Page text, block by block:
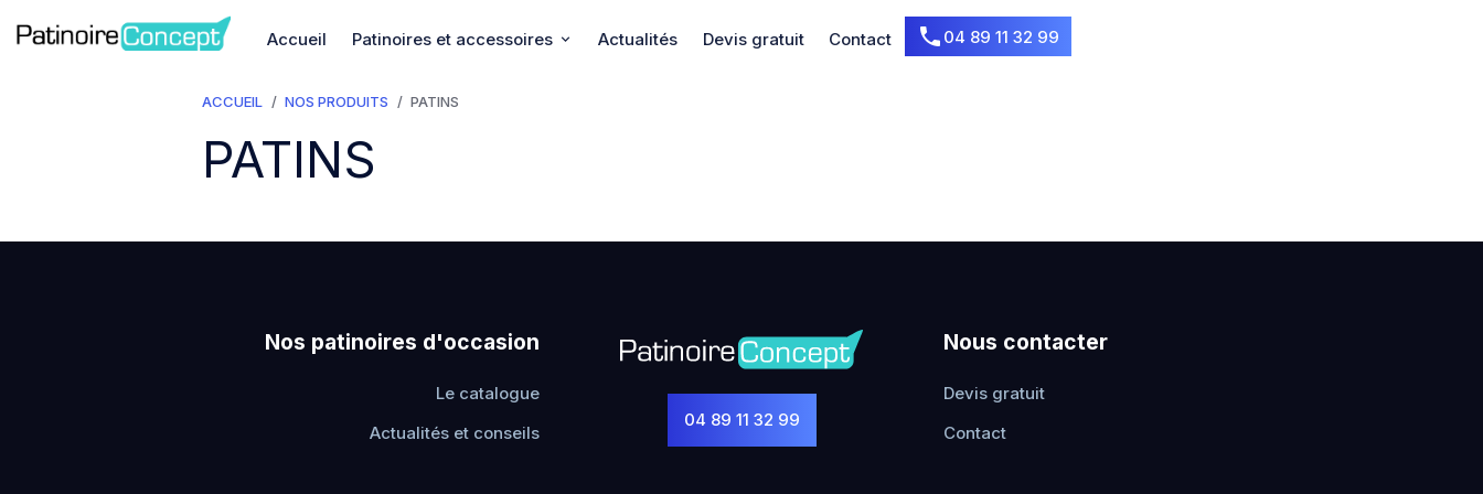
Accueil Patinoires et accessoires Actualités Devis gratuit Contact 04 89 11 32 99
ACCUEIL NOS PRODUITS PATINS
PATINS
Nos patinoires d'occasion
Le catalogue
Actualités et conseils
04 89 11 32 99
Nous contacter
Devis gratuit
Contact